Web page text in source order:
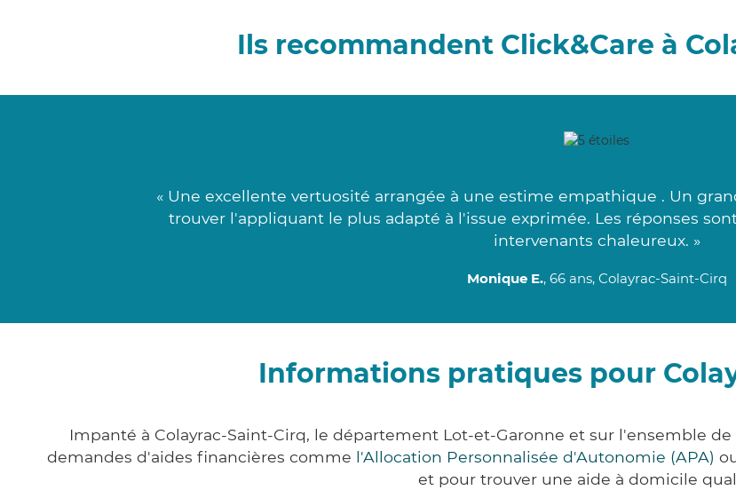
Ils recommandent Click&Care à
« Une excellente vertuosité arrangée à une estime empathique . Un
trouver l'appliquant le plus adapté à l'issue exprimée. Les réponses
intervenants chaleureux. »
Monique E., 66 ans, Colayrac-Saint-Cirq
Informations pratiques pour
Impanté à Colayrac-Saint-Cirq, le département Lot-et-Garonne et sur l'ensemble de
demandes d'aides financières comme l'Allocation Personnalisée d'Autonomie (APA)
et pour trouver une aide à domicile